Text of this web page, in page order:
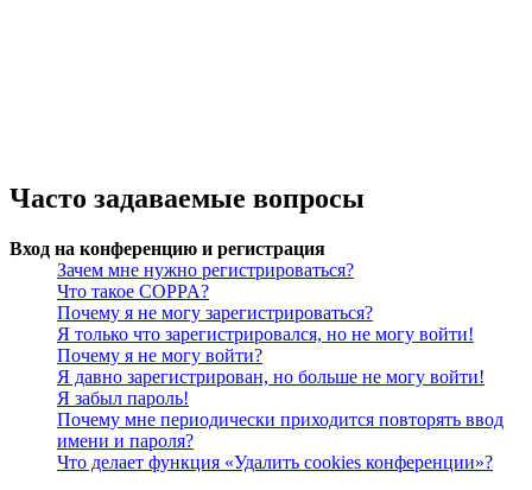
Часто задаваемые вопросы
Вход на конференцию и регистрация
Зачем мне нужно регистрироваться?
Что такое COPPA?
Почему я не могу зарегистрироваться?
Я только что зарегистрировался, но не могу войти!
Почему я не могу войти?
Я давно зарегистрирован, но больше не могу войти!
Я забыл пароль!
Почему мне периодически приходится повторять ввод
имени и пароля?
Что делает функция «Удалить cookies конференции»?